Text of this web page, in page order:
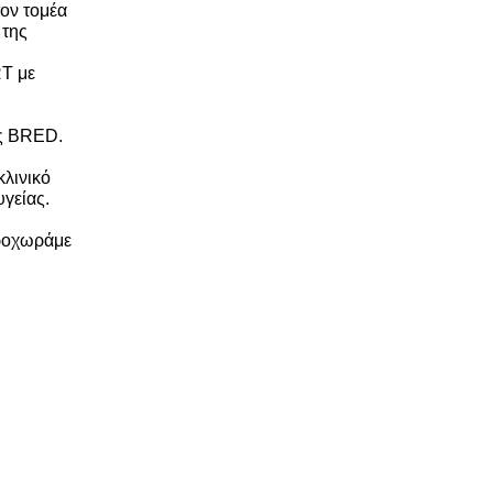
τομέα
με
BRED.